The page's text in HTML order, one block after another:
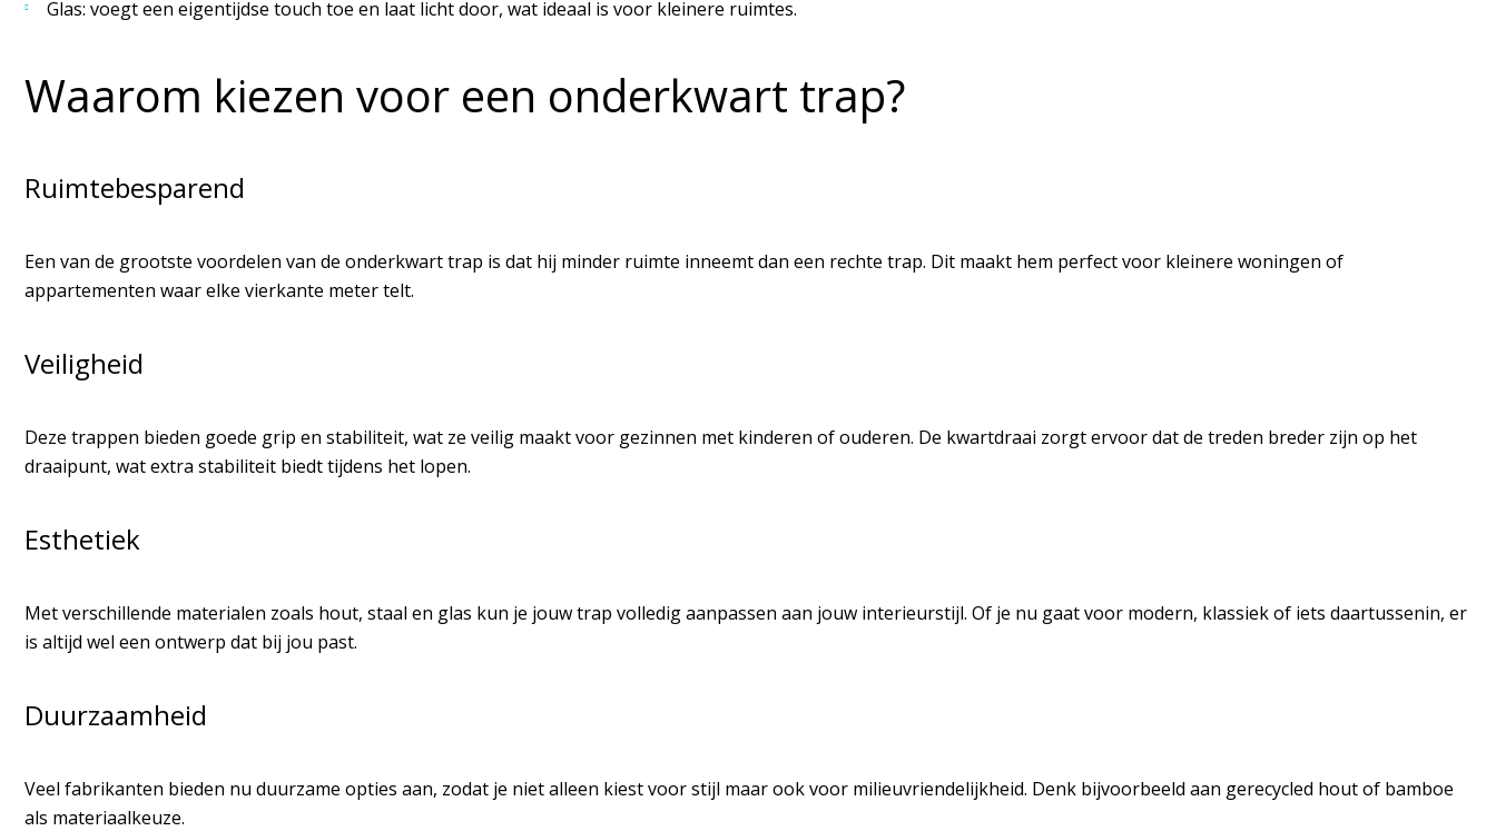
Glas: voegt een eigentijdse touch toe en laat licht door, wat ideaal is voor kleinere ruimtes.
Waarom kiezen voor een onderkwart trap?
Ruimtebesparend
Een van de grootste voordelen van de onderkwart trap is dat hij minder ruimte inneemt dan een rechte trap. Dit maakt hem perfect voor kleinere woningen of
appartementen waar elke vierkante meter telt.
Veiligheid
Deze trappen bieden goede grip en stabiliteit, wat ze veilig maakt voor gezinnen met kinderen of ouderen. De kwartdraai zorgt ervoor dat de treden breder zijn op het
draaipunt, wat extra stabiliteit biedt tijdens het lopen.
Esthetiek
Met verschillende materialen zoals hout, staal en glas kun je jouw trap volledig aanpassen aan jouw interieurstijl. Of je nu gaat voor modern, klassiek of iets daartussenin, er
is altijd wel een ontwerp dat bij jou past.
Duurzaamheid
Veel fabrikanten bieden nu duurzame opties aan, zodat je niet alleen kiest voor stijl maar ook voor milieuvriendelijkheid. Denk bijvoorbeeld aan gerecycled hout of bamboe
als materiaalkeuze.